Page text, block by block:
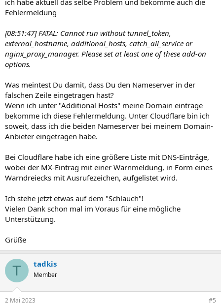
ich habe aktuell das selbe Problem und bekomme auch die
Fehlermeldung
[08:51:47] FATAL: Cannot run without tunnel_token,
external_hostname, additional_hosts, catch_all_service or
nginx_proxy_manager. Please set at least one of these add-on
options.
Was meintest Du damit, dass Du den Nameserver in der
falschen Zeile eingetragen hast?
Wenn ich unter "Additional Hosts" meine Domain eintrage
bekomme ich diese Fehlermeldung. Unter Cloudflare bin ich
soweit, dass ich die beiden Nameserver bei meinem Domain-
Anbieter eingetragen habe.
Bei Cloudflare habe ich eine größere Liste mit DNS-Einträge,
wobei der MX-Eintrag mit einer Warnmeldung, in Form eines
Warndreiecks mit Ausrufezeichen, aufgelistet wird.
Ich stehe jetzt etwas auf dem "Schlauch"!
Vielen Dank schon mal im Voraus für eine mögliche
Unterstützung.
Grüße
T tadkis
Member
2 Mai 2023 #5